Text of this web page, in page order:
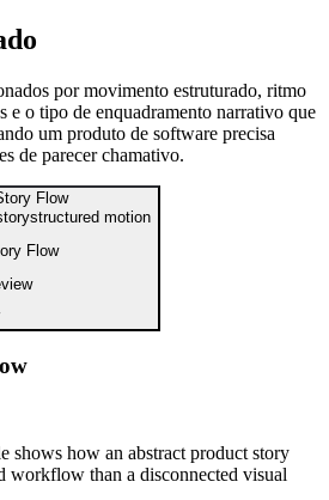
por movimento estruturado, ritmo
e o tipo de enquadramento narrativo que
um produto de software precisa
de parecer chamativo.
structured motion
Flow
shows how an abstract product story
workflow than a disconnected visual